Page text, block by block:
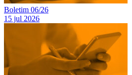
Boletim 06/26
15 jul 2026